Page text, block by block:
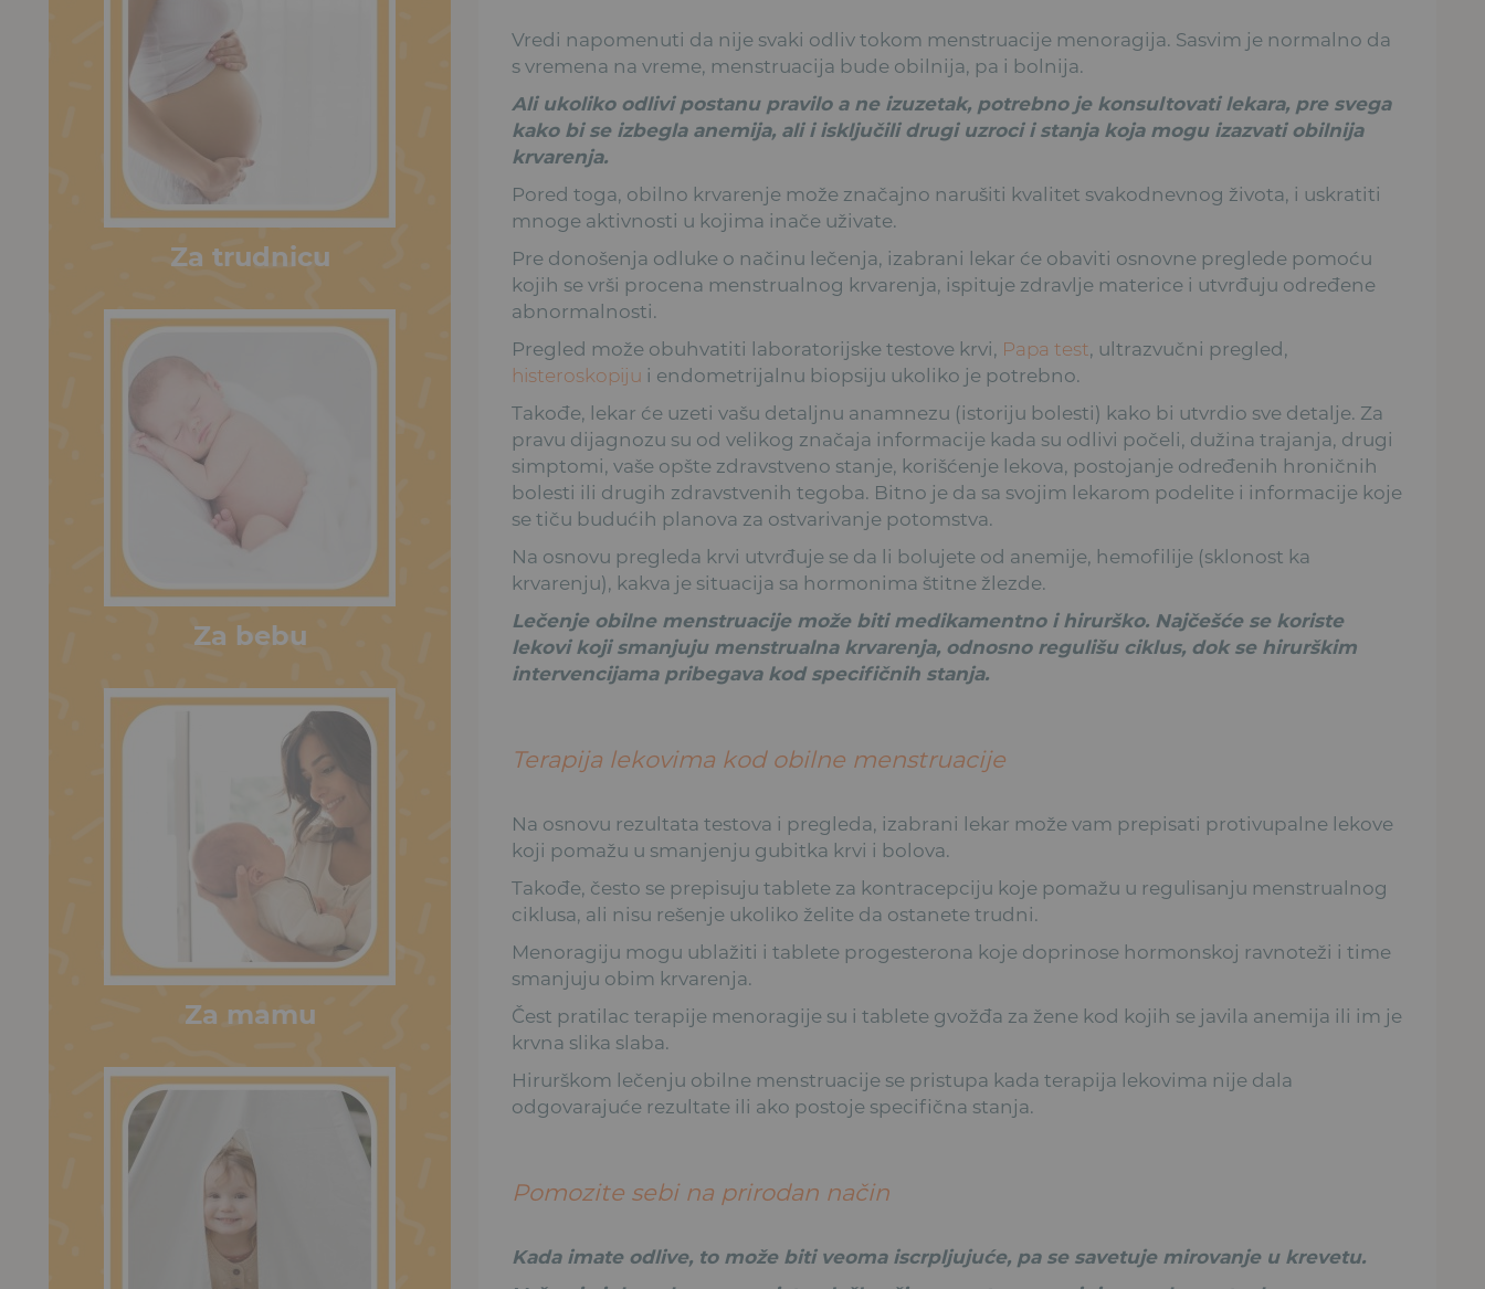
Za trudnicu
Za bebu
Za mamu
Vredi napomenuti da nije svaki odliv tokom menstruacije menoragija. Sasvim je normalno da
s vremena na vreme, menstruacija bude obilnija, pa i bolnija.
Ali ukoliko odlivi postanu pravilo a ne izuzetak, potrebno je konsultovati lekara, pre svega
kako bi se izbegla anemija, ali i isključili drugi uzroci i stanja koja mogu izazvati obilnija
krvarenja.
Pored toga, obilno krvarenje može značajno narušiti kvalitet svakodnevnog života, i uskratiti
mnoge aktivnosti u kojima inače uživate.
Pre donošenja odluke o načinu lečenja, izabrani lekar će obaviti osnovne preglede pomoću
kojih se vrši procena menstrualnog krvarenja, ispituje zdravlje materice i utvrđuju određene
abnormalnosti.
Pregled može obuhvatiti laboratorijske testove krvi, Papa test, ultrazvučni pregled,
histeroskopiju i endometrijalnu biopsiju ukoliko je potrebno.
Takođe, lekar će uzeti vašu detaljnu anamnezu (istoriju bolesti) kako bi utvrdio sve detalje. Za
pravu dijagnozu su od velikog značaja informacije kada su odlivi počeli, dužina trajanja, drugi
simptomi, vaše opšte zdravstveno stanje, korišćenje lekova, postojanje određenih hroničnih
bolesti ili drugih zdravstvenih tegoba. Bitno je da sa svojim lekarom podelite i informacije koje
se tiču budućih planova za ostvarivanje potomstva.
Na osnovu pregleda krvi utvrđuje se da li bolujete od anemije, hemofilije (sklonost ka
krvarenju), kakva je situacija sa hormonima štitne žlezde.
Lečenje obilne menstruacije može biti medikamentno i hirurško. Najčešće se koriste
lekovi koji smanjuju menstrualna krvarenja, odnosno regulišu ciklus, dok se hirurškim
intervencijama pribegava kod specifičnih stanja.
Terapija lekovima kod obilne menstruacije
Na osnovu rezultata testova i pregleda, izabrani lekar može vam prepisati protivupalne lekove
koji pomažu u smanjenju gubitka krvi i bolova.
Takođe, često se prepisuju tablete za kontracepciju koje pomažu u regulisanju menstrualnog
ciklusa, ali nisu rešenje ukoliko želite da ostanete trudni.
Menoragiju mogu ublažiti i tablete progesterona koje doprinose hormonskoj ravnoteži i time
smanjuju obim krvarenja.
Čest pratilac terapije menoragije su i tablete gvožđa za žene kod kojih se javila anemija ili im je
krvna slika slaba.
Hirurškom lečenju obilne menstruacije se pristupa kada terapija lekovima nije dala
odgovarajuće rezultate ili ako postoje specifična stanja.
Pomozite sebi na prirodan način
Kada imate odlive, to može biti veoma iscrpljujuće, pa se savetuje mirovanje u krevetu.